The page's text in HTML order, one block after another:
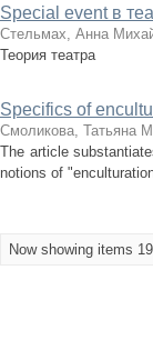
Special event в
Стельмах, Анна
Теория театра
Specifics of
Смоликова, Татьяна
The article
notions of
Now showing items